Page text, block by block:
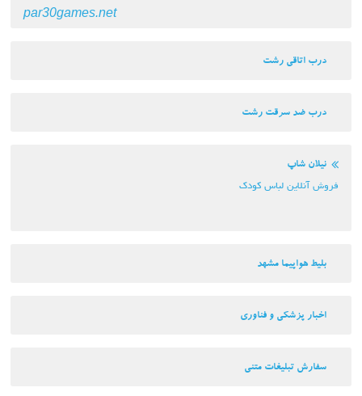
par30games.net
درب اتاقی رشت
درب ضد سرقت رشت
نیلان شاپ
فروش آنلاین لباس کودک
بلیط هواپیما مشهد
اخبار پزشکی و فناوری
سفارش تبلیغات متنی